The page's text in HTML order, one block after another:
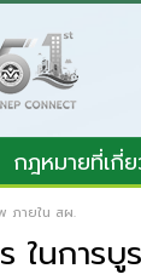
กฎหมายที่เกี่
ภายใน สผ.
ในกา